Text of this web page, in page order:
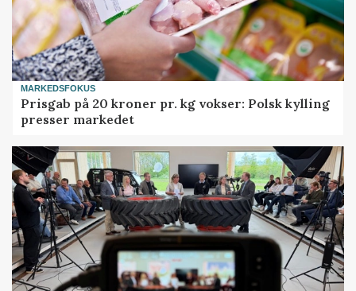
MARKEDSFOKUS
Prisgab på 20 kroner pr. kg vokser: Polsk kylling
presser markedet